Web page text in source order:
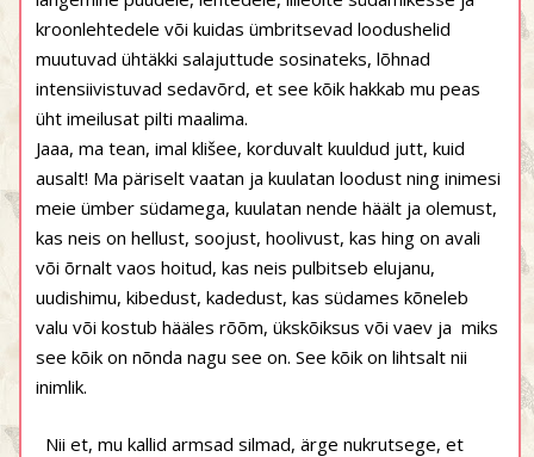
kroonlehtedele või kuidas ümbritsevad loodushelid
muutuvad ühtäkki salajuttude sosinateks, lõhnad
intensiivistuvad sedavõrd, et see kõik hakkab mu peas
üht imeilusat pilti maalima.
Jaaa, ma tean, imal klišee, korduvalt kuuldud jutt, kuid
ausalt! Ma päriselt vaatan ja kuulatan loodust ning inimesi
meie ümber südamega, kuulatan nende häält ja olemust,
kas neis on hellust, soojust, hoolivust, kas hing on avali
või õrnalt vaos hoitud, kas neis pulbitseb elujanu,
uudishimu, kibedust, kadedust, kas südames kõneleb
valu või kostub hääles rõõm, ükskõiksus või vaev ja miks
see kõik on nõnda nagu see on. See kõik on lihtsalt nii
inimlik.
Nii et, mu kallid armsad silmad, ärge nukrutsege, et